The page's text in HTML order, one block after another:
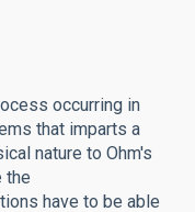
occurring in
that imparts a
nature to Ohm's
the
have to be able